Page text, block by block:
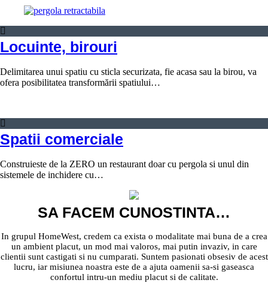
Locuinte, birouri
Delimitarea unui spatiu cu sticla securizata, fie acasa sau la birou, va
ofera posibilitatea transformării spatiului…
Spatii comerciale
Construieste de la ZERO un restaurant doar cu pergola si unul din
sistemele de inchidere cu…
SA FACEM CUNOSTINTA…
In grupul HomeWest, credem ca exista o modalitate mai buna de a crea
un ambient placut, un mod mai valoros, mai putin invaziv, in care
clientii sunt castigati si nu cumparati. Suntem pasionati obsesiv de acest
lucru, iar misiunea noastra este de a ajuta oamenii sa-si gaseasca
confortul intru-un mediu placut si de calitate.